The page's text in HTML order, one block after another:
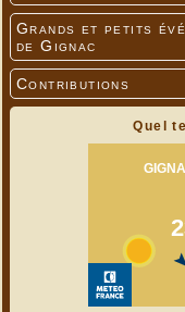
Grands et petits
de Gignac
Contributions
Quel